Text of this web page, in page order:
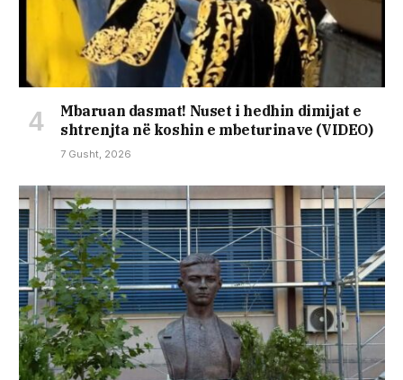
Mbaruan dasmat! Nuset i hedhin dimijat e
shtrenjta në koshin e mbeturinave (VIDEO)
7 Gusht, 2026